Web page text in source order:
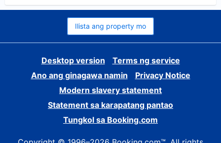
Ilista ang property mo
Desktop version
Terms ng service
Ano ang ginagawa namin
Privacy Notice
Modern slavery statement
Statement sa karapatang pantao
Tungkol sa Booking.com